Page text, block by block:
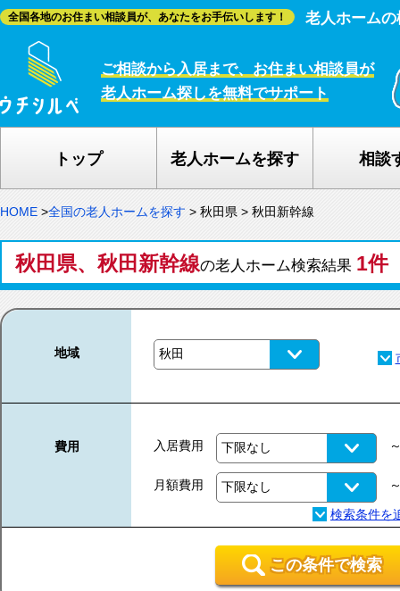
全国各地のお住まい相談員が、あなたをお手伝いします！ 老人ホーム
ご相談から入居まで、お住まい相談員が
老人ホーム探しを無料でサポート
トップ 老人ホームを探す 相談
HOME >全国の老人ホームを探す > 秋田県 > 秋田新幹線
秋田県、秋田新幹線の老人ホーム検索結果 1件
地域
費用 入居費用
月額費用
この条件で検索